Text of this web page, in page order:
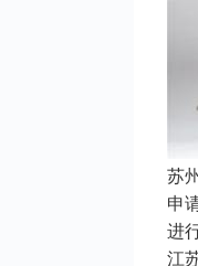
苏
申
进
江